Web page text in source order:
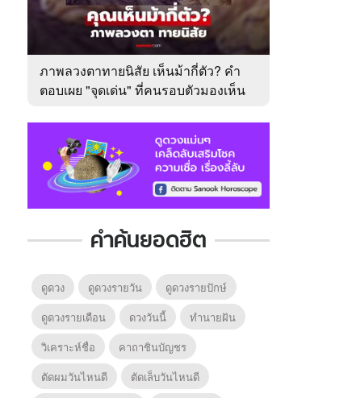
ภาพลวงตาทายนิสัย เห็นม้ากี่ตัว? คำ
ตอบเผย "จุดเด่น" ที่คนรอบตัวมองเห็น
คำค้นยอดฮิต
ดูดวง ดูดวงรายวัน
ดูดวงรายปักษ์
ดูดวงรายเดือน
ดวงวันนี้
ทํานายฝัน
วิเคราะห์ชื่อ
คาถาชินบัญชร
ตัดผมวันไหนดี
ตัดเล็บวันไหนดี